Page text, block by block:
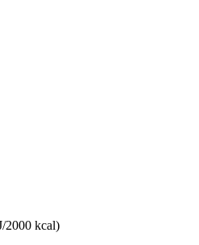
2000 kcal)